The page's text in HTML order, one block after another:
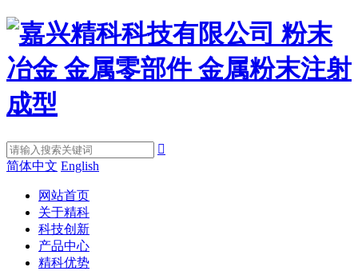

简体中文 English
网站首页
关于精科
科技创新
产品中心
精科优势